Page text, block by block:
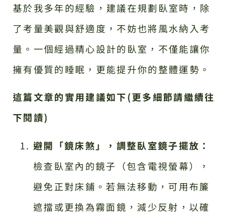
基於我多年的經驗，建議在規劃臥室時，除
了考量美觀與舒適度，不妨也將風水納入考
量。一個經過精心設計的臥室，不僅能讓你
擁有優質的睡眠，更能提升你的整體運勢。
這篇文章的實用建議如下(更多細節請繼續往
下閱讀)
避開「鏡床煞」，調整臥室鏡子擺放：
檢查臥室內的鏡子（包含電視螢幕），
避免正對床鋪。若無法移動，可用布簾
遮擋或更換為霧面鏡，減少反射，以確